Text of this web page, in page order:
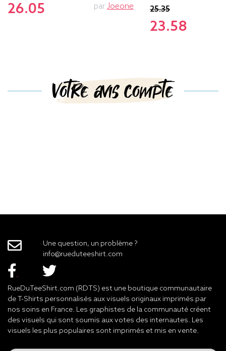
26.05 par Joeone 25.35
23.58
Votre avis compte
Une question, un problème ?
info@rueduteeshirt.com
RueDuTeeShirt.com (RDTS) est une boutique communautaire
de T-Shirts personnalisés aux visuels originaux imprimés par
nos soins en France. Les graphistes de la communauté créent
des visuels qui sont soumis aux votes des internautes. Les
visuels les plus populaires sont imprimés et mis en vente.